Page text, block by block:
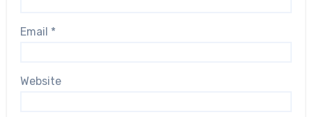
Email *
Website